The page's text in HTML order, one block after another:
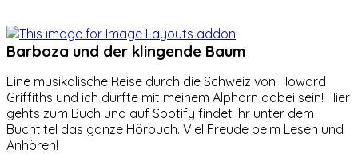
Barboza und der klingende Baum
Eine musikalische Reise durch die Schweiz von Howard
Griffiths und ich durfte mit meinem Alphorn dabei sein! Hier
gehts zum Buch und auf Spotify findet ihr unter dem
Buchtitel das ganze Hörbuch. Viel Freude beim Lesen und
Anhören!